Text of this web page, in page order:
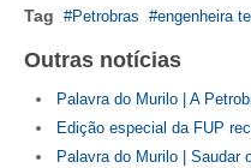
OPORTUNIDADES
Tag Petrobras engenheira
Outras notícias
Palavra do Murilo | A
Edição especial da FUP
Palavra do Murilo | Saudar